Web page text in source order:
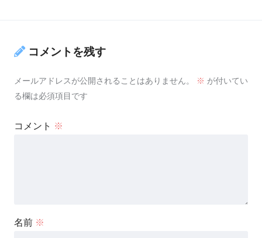
コメントを残す
メールアドレスが公開されることはありません。 ※ が付いてい
る欄は必須項目です
コメント ※
名前 ※